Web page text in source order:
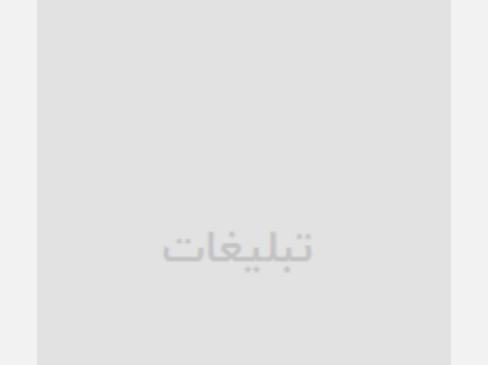
ترجیح عقلانیت ایرانی بر دیدگاه‌های آخرالزمانی